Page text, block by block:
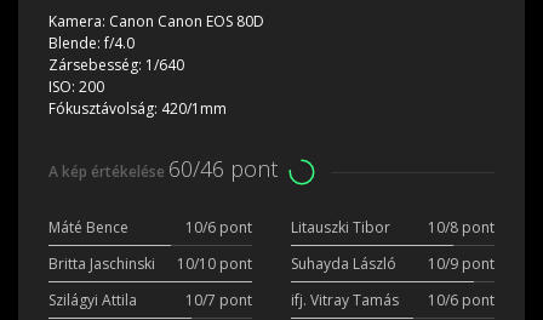
Kamera: Canon Canon EOS 80D
Blende:f/4.0
Zársebesség: 1/640
ISO: 200
Fókusztávolság: 420/1mm
A kép értékelése 60/46 pont
Máté Bence 10/6 pont Litauszki Tibor
10/8 pont
Britta Jaschinski
10/10 pont Suhayda László
10/9 pont
Szilágyi Attila
10/7 pont ifj. Vitray Tamás
10/6 pont